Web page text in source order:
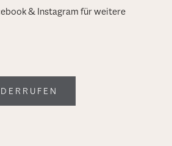
& Instagram für weitere